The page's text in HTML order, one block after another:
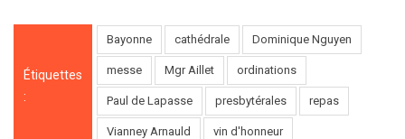
Étiquettes
:
Bayonne cathédrale Dominique Nguyen
messe Mgr Aillet ordinations
Paul de Lapasse presbytérales repas
Vianney Arnauld vin d'honneur